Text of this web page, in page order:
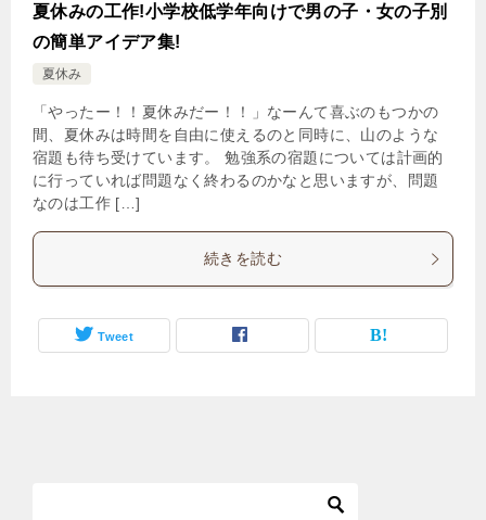
夏休みの工作!小学校低学年向けで男の子・女の子別
の簡単アイデア集!
夏休み
「やったー！！夏休みだー！！」なーんて喜ぶのもつかの
間、夏休みは時間を自由に使えるのと同時に、山のような
宿題も待ち受けています。 勉強系の宿題については計画的
に行っていれば問題なく終わるのかなと思いますが、問題
なのは工作 […]
続きを読む
Tweet